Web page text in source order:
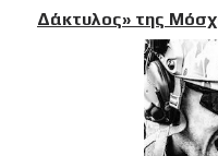
Δάκτυλος» της